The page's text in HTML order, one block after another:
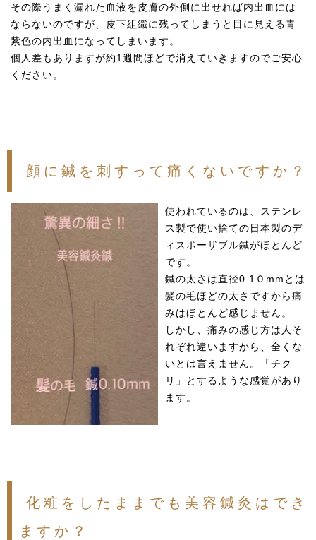
その際うまく漏れた血液を皮膚の外側に出せれば内出血には
ならないのですが、皮下組織に残ってしまうと目に見える青
紫色の内出血になってしまいます。
個人差もありますが約1週間ほどで消えていきますのでご安心
ください。
顔に鍼を刺すって痛くないですか？
使われているのは、ステンレ
ス製で使い捨ての日本製のデ
ィスポーザブル鍼がほとんど
です。
鍼の太さは直径0.1０mmとは
髪の毛ほどの太さですから痛
みはほとんど感じません。
しかし、痛みの感じ方は人そ
れぞれ違いますから、全くな
いとは言えません。「チク
リ」とするような感覚があり
ます。
化粧をしたままでも美容鍼灸はでき
ますか？